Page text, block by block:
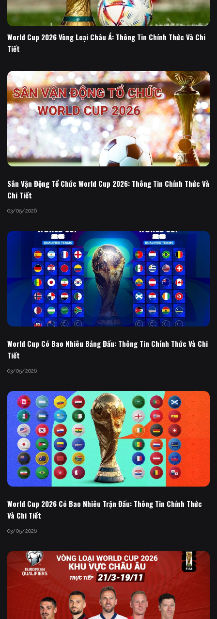
World Cup 2026 Vòng Loại Châu Á: Thông Tin Chính Thức Và Chi
Tiết
Sân Vận Động Tổ Chức World Cup 2026: Thông Tin Chính Thức Và
Chi Tiết
03/05/2026
World Cup Có Bao Nhiêu Bảng Đấu: Thông Tin Chính Thức Và Chi
Tiết
03/05/2026
World Cup 2026 Có Bao Nhiêu Trận Đấu: Thông Tin Chính Thức
Và Chi Tiết
03/05/2026